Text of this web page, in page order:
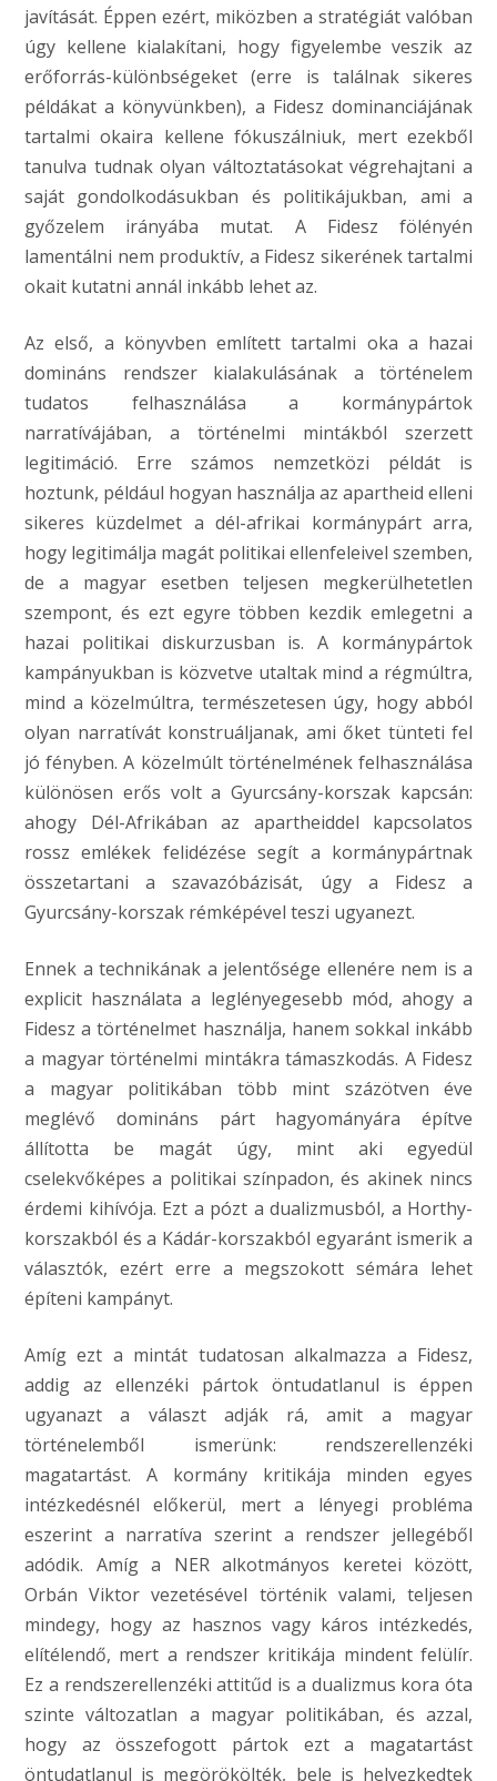
javítását. Éppen ezért, miközben a stratégiát valóban
úgy kellene kialakítani, hogy figyelembe veszik az
erőforrás-különbségeket (erre is találnak sikeres
példákat a könyvünkben), a Fidesz dominanciájának
tartalmi okaira kellene fókuszálniuk, mert ezekből
tanulva tudnak olyan változtatásokat végrehajtani a
saját gondolkodásukban és politikájukban, ami a
győzelem irányába mutat. A Fidesz fölényén
lamentálni nem produktív, a Fidesz sikerének tartalmi
okait kutatni annál inkább lehet az.
Az első, a könyvben említett tartalmi oka a hazai
domináns rendszer kialakulásának a történelem
tudatos felhasználása a kormánypártok
narratívájában, a történelmi mintákból szerzett
legitimáció. Erre számos nemzetközi példát is
hoztunk, például hogyan használja az apartheid elleni
sikeres küzdelmet a dél-afrikai kormánypárt arra,
hogy legitimálja magát politikai ellenfeleivel szemben,
de a magyar esetben teljesen megkerülhetetlen
szempont, és ezt egyre többen kezdik emlegetni a
hazai politikai diskurzusban is. A kormánypártok
kampányukban is közvetve utaltak mind a régmúltra,
mind a közelmúltra, természetesen úgy, hogy abból
olyan narratívát konstruáljanak, ami őket tünteti fel
jó fényben. A közelmúlt történelmének felhasználása
különösen erős volt a Gyurcsány-korszak kapcsán:
ahogy Dél-Afrikában az apartheiddel kapcsolatos
rossz emlékek felidézése segít a kormánypártnak
összetartani a szavazóbázisát, úgy a Fidesz a
Gyurcsány-korszak rémképével teszi ugyanezt.
Ennek a technikának a jelentősége ellenére nem is a
explicit használata a leglényegesebb mód, ahogy a
Fidesz a történelmet használja, hanem sokkal inkább
a magyar történelmi mintákra támaszkodás. A Fidesz
a magyar politikában több mint százötven éve
meglévő domináns párt hagyományára építve
állította be magát úgy, mint aki egyedül
cselekvőképes a politikai színpadon, és akinek nincs
érdemi kihívója. Ezt a pózt a dualizmusból, a Horthy-
korszakból és a Kádár-korszakból egyaránt ismerik a
választók, ezért erre a megszokott sémára lehet
építeni kampányt.
Amíg ezt a mintát tudatosan alkalmazza a Fidesz,
addig az ellenzéki pártok öntudatlanul is éppen
ugyanazt a választ adják rá, amit a magyar
történelemből ismerünk: rendszerellenzéki
magatartást. A kormány kritikája minden egyes
intézkedésnél előkerül, mert a lényegi probléma
eszerint a narratíva szerint a rendszer jellegéből
adódik. Amíg a NER alkotmányos keretei között,
Orbán Viktor vezetésével történik valami, teljesen
mindegy, hogy az hasznos vagy káros intézkedés,
elítélendő, mert a rendszer kritikája mindent felülír.
Ez a rendszerellenzéki attitűd is a dualizmus kora óta
szinte változatlan a magyar politikában, és azzal,
hogy az összefogott pártok ezt a magatartást
öntudatlanul is megörökölték, bele is helyezkedtek